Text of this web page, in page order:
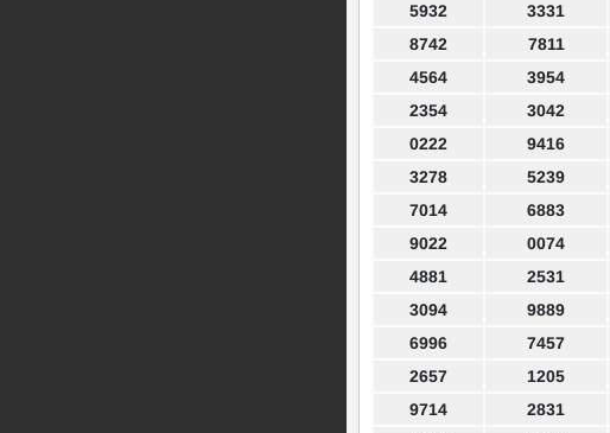
5932
3331
8742
7811
4564
3954
2354
3042
0222
9416
3278
5239
7014
6883
9022
0074
4881
2531
3094
9889
6996
7457
2657
1205
9714
2831